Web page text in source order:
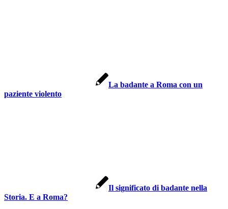
La badante a Roma con un
paziente violento
Il significato di badante nella
Storia. E a Roma?